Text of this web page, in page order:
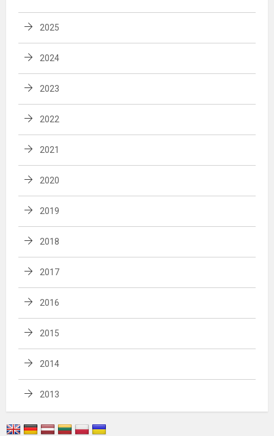
2025
2024
2023
2022
2021
2020
2019
2018
2017
2016
2015
2014
2013